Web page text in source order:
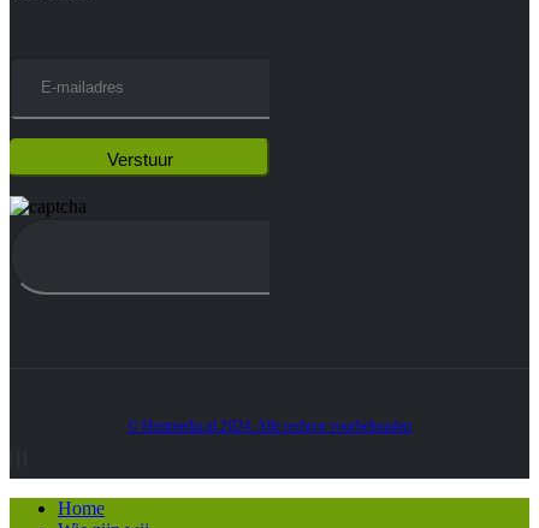
© Heatmedia.nl 2024. Alle rechten voorbehouden
Home